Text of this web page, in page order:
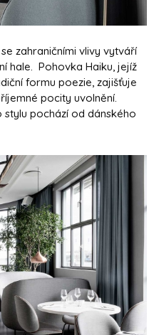
zahraničními vlivy vytváří
hale. Pohovka Haiku, jejíž
formu poezie, zajišťuje
pocity uvolnění.
pochází od dánského